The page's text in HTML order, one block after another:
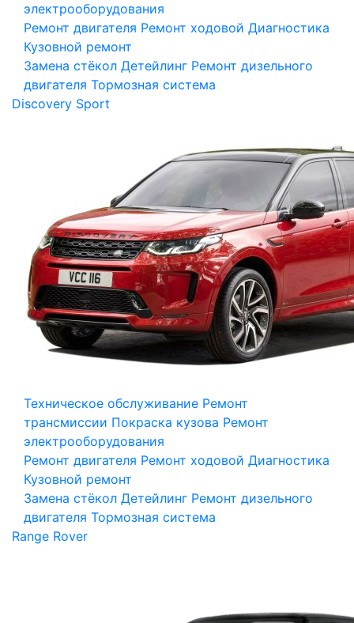
электрооборудования
Ремонт двигателя Ремонт ходовой Диагностика
Кузовной ремонт
Замена стёкол Детейлинг Ремонт дизельного
двигателя Тормозная система
Discovery Sport
Техническое обслуживание Ремонт
трансмиссии Покраска кузова Ремонт
электрооборудования
Ремонт двигателя Ремонт ходовой Диагностика
Кузовной ремонт
Замена стёкол Детейлинг Ремонт дизельного
двигателя Тормозная система
Range Rover